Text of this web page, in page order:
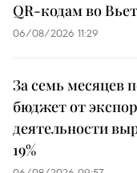
QR-кодам во
06/08/2026 11:29
За семь месяцев
бюджет от
деятельности
19%